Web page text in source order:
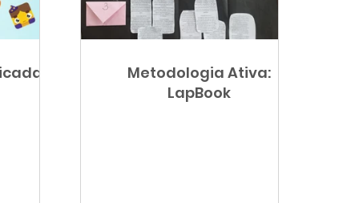
Planejamento
Metodologia Ativa:
LapBook